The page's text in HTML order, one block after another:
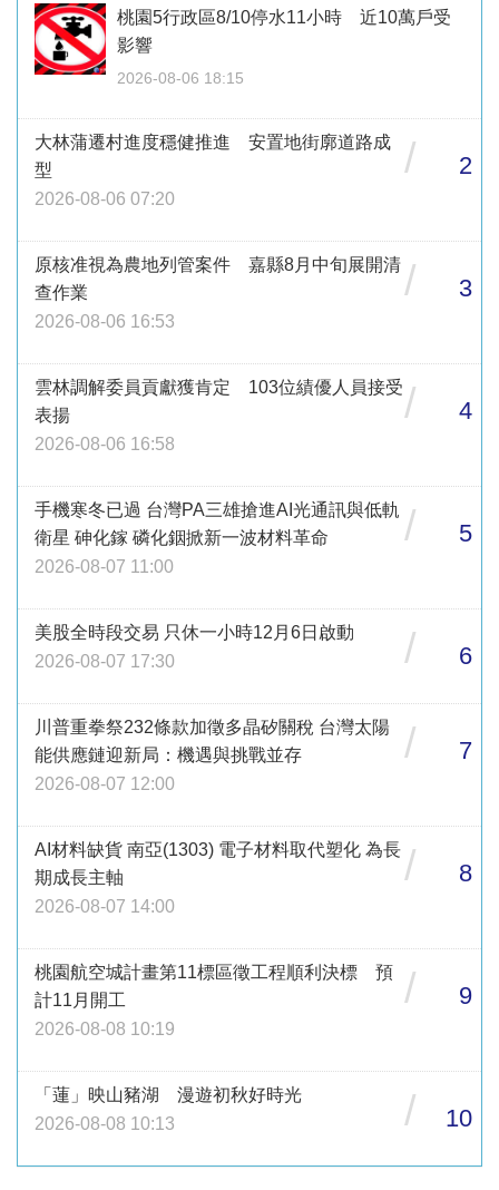
桃園5行政區8/10停水11小時 近10萬戶受
影響
2026-08-06 18:15
大林蒲遷村進度穩健推進 安置地街廓道路成
型
2026-08-06 07:20
/ 2
原核准視為農地列管案件 嘉縣8月中旬展開清
查作業
2026-08-06 16:53
/ 3
雲林調解委員貢獻獲肯定 103位績優人員接受
表揚
2026-08-06 16:58
/ 4
手機寒冬已過 台灣PA三雄搶進AI光通訊與低軌
衛星 砷化鎵 磷化銦掀新一波材料革命
2026-08-07 11:00
/ 5
美股全時段交易 只休一小時12月6日啟動
2026-08-07 17:30
/ 6
川普重拳祭232條款加徵多晶矽關稅 台灣太陽
能供應鏈迎新局：機遇與挑戰並存
2026-08-07 12:00
/ 7
AI材料缺貨 南亞(1303) 電子材料取代塑化 為長
期成長主軸
2026-08-07 14:00
/ 8
桃園航空城計畫第11標區徵工程順利決標 預
計11月開工
2026-08-08 10:19
/ 9
「蓮」映山豬湖 漫遊初秋好時光
2026-08-08 10:13
/ 10